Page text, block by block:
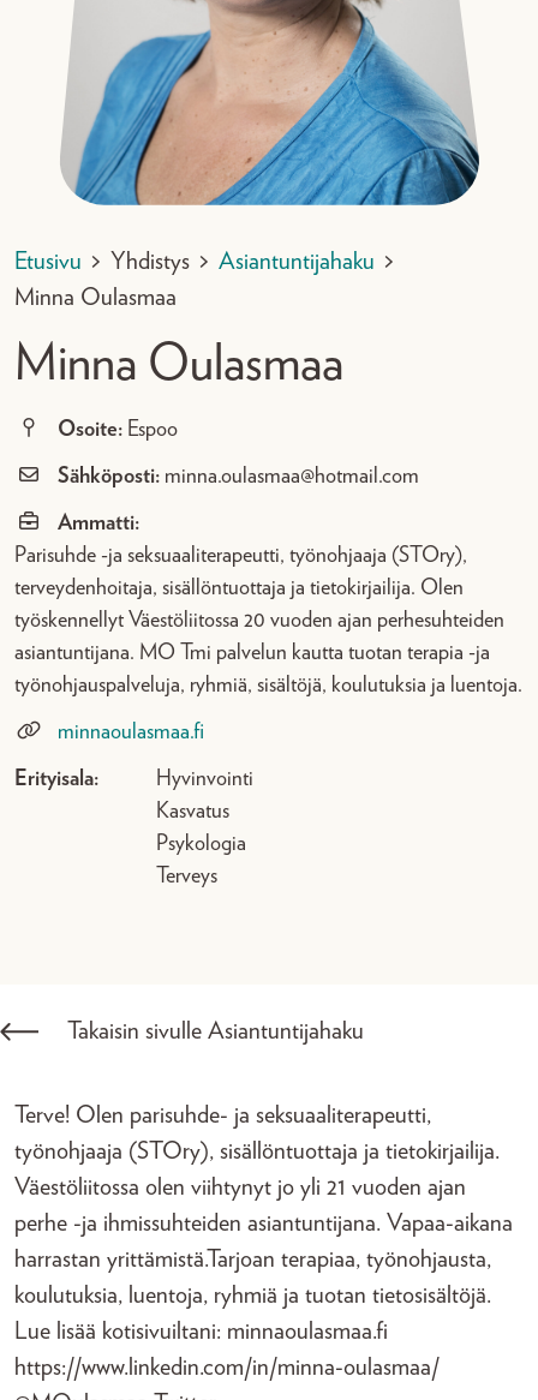
Etusivu > Yhdistys > Asiantuntijahaku >
Minna Oulasmaa
Minna Oulasmaa
Osoite: Espoo
Sähköposti: minna.oulasmaa@hotmail.com
Ammatti:
Parisuhde -ja seksuaaliterapeutti, työnohjaaja (STOry),
terveydenhoitaja, sisällöntuottaja ja tietokirjailija. Olen
työskennellyt Väestöliitossa 20 vuoden ajan perhesuhteiden
asiantuntijana. MO Tmi palvelun kautta tuotan terapia -ja
työnohjauspalveluja, ryhmiä, sisältöjä, koulutuksia ja luentoja.
minnaoulasmaa.fi
Erityisala:
Hyvinvointi
Kasvatus
Psykologia
Terveys
Takaisin sivulle Asiantuntijahaku
Terve! Olen parisuhde- ja seksuaaliterapeutti,
työnohjaaja (STOry), sisällöntuottaja ja tietokirjailija.
Väestöliitossa olen viihtynyt jo yli 21 vuoden ajan
perhe -ja ihmissuhteiden asiantuntijana. Vapaa-aikana
harrastan yrittämistä.Tarjoan terapiaa, työnohjausta,
koulutuksia, luentoja, ryhmiä ja tuotan tietosisältöjä.
Lue lisää kotisivuiltani: minnaoulasmaa.fi
https://www.linkedin.com/in/minna-oulasmaa/